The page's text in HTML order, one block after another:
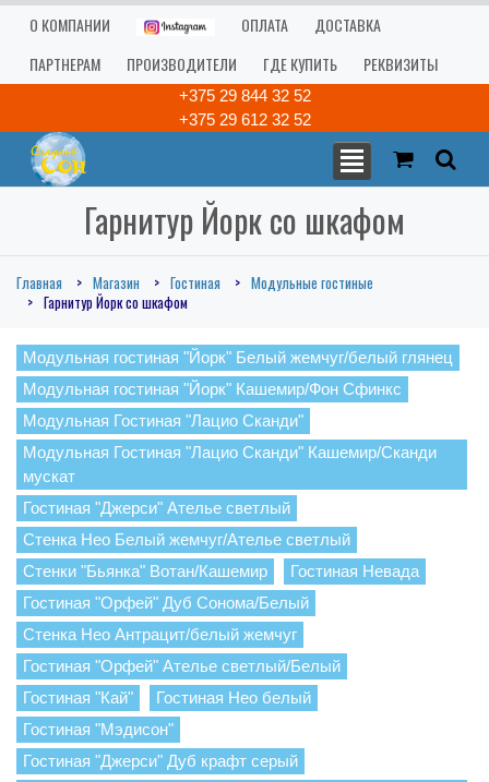
О КОМПАНИИ ОПЛАТА
ДОСТАВКА
ПАРТНЕРАМ
ПРОИЗВОДИТЕЛИ ГДЕ КУПИТЬ РЕКВИЗИТЫ
+375 29 844 32 52
+375 29 612 32 52
Гарнитур Йорк со шкафом
Главная Магазин Гостиная
Модульные гостиные
Гарнитур Йорк со шкафом
Модульная гостиная "Йорк" Белый жемчуг/белый глянец
Модульная гостиная "Йорк" Кашемир/Фон Сфинкс
Модульная Гостиная "Лацио Сканди"
Модульная Гостиная "Лацио Сканди" Кашемир/Сканди
мускат
Гостиная "Джерси" Ателье светлый
Стенка Нео Белый жемчуг/Ателье светлый
Стенки "Бьянка" Вотан/Кашемир
Гостиная Невада
Гостиная "Орфей" Дуб Сонома/Белый
Стенка Нео Антрацит/белый жемчуг
Гостиная "Орфей" Ателье светлый/Белый
Гостиная "Кай"
Гостиная Нео белый
Гостиная "Мэдисон"
Гостиная "Джерси" Дуб крафт серый